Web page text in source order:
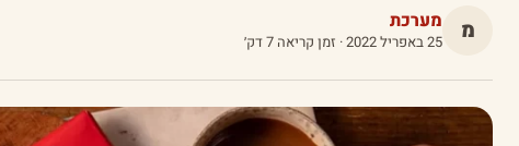
מ מערכת
25 באפריל 2022 · זמן קריאה 7 דק׳